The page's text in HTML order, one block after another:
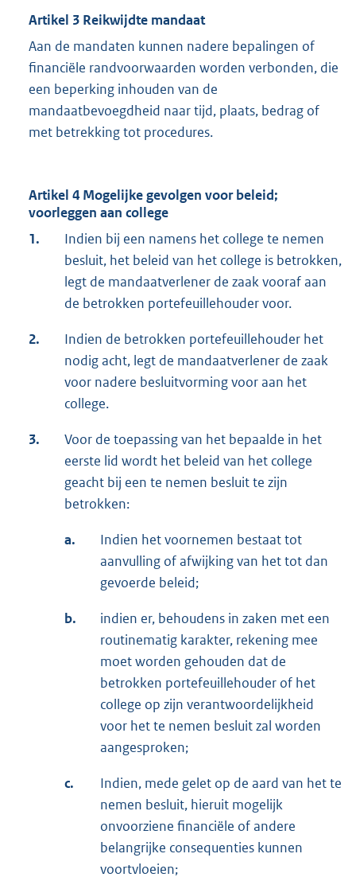
Artikel 3 Reikwijdte mandaat
Aan de mandaten kunnen nadere bepalingen of
financiële randvoorwaarden worden verbonden, die
een beperking inhouden van de
mandaatbevoegdheid naar tijd, plaats, bedrag of
met betrekking tot procedures.
Artikel 4 Mogelijke gevolgen voor beleid;
voorleggen aan college
1.
Indien bij een namens het college te nemen
besluit, het beleid van het college is betrokken,
legt de mandaatverlener de zaak vooraf aan
de betrokken portefeuillehouder voor.
2.
Indien de betrokken portefeuillehouder het
nodig acht, legt de mandaatverlener de zaak
voor nadere besluitvorming voor aan het
college.
3.
Voor de toepassing van het bepaalde in het
eerste lid wordt het beleid van het college
geacht bij een te nemen besluit te zijn
betrokken:
a.
Indien het voornemen bestaat tot
aanvulling of afwijking van het tot dan
gevoerde beleid;
b.
indien er, behoudens in zaken met een
routinematig karakter, rekening mee
moet worden gehouden dat de
betrokken portefeuillehouder of het
college op zijn verantwoordelijkheid
voor het te nemen besluit zal worden
aangesproken;
c.
Indien, mede gelet op de aard van het te
nemen besluit, hieruit mogelijk
onvoorziene financiële of andere
belangrijke consequenties kunnen
voortvloeien;